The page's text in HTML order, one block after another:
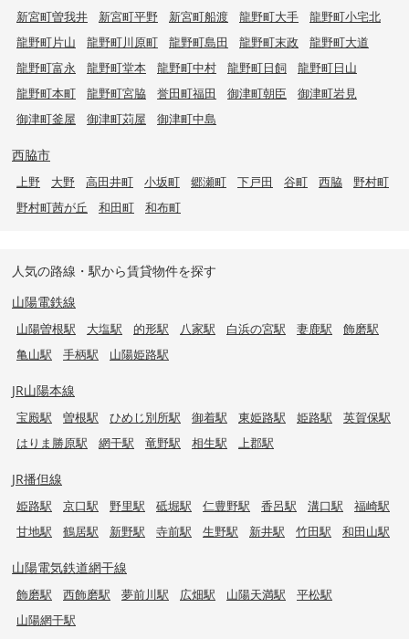
新宮町曽我井
新宮町平野 新宮町船渡 龍野町大手
龍野町小宅北
龍野町片山
龍野町川原町 龍野町島田 龍野町末政
龍野町大道
龍野町富永
龍野町堂本 龍野町中村 龍野町日飼
龍野町日山
龍野町本町
龍野町宮脇 誉田町福田 御津町朝臣
御津町岩見
御津町釜屋
御津町苅屋 御津町中島
西脇市
上野 大野 高田井町 小坂町 郷瀬町 下戸田 谷町 西脇
野村町
野村町茜が丘
和田町 和布町
人気の路線・駅から賃貸物件を探す
山陽電鉄線
山陽曽根駅 大塩駅 的形駅 八家駅 白浜の宮駅 妻鹿駅
飾磨駅
亀山駅
手柄駅 山陽姫路駅
JR山陽本線
宝殿駅 曽根駅 ひめじ別所駅 御着駅 東姫路駅 姫路駅
英賀保駅
はりま勝原駅
網干駅 竜野駅 相生駅 上郡駅
JR播但線
姫路駅 京口駅 野里駅 砥堀駅 仁豊野駅 香呂駅 溝口駅
福崎駅
甘地駅
鶴居駅 新野駅 寺前駅 生野駅 新井駅 竹田駅 和田山駅
山陽電気鉄道網干線
飾磨駅 西飾磨駅 夢前川駅 広畑駅 山陽天満駅
平松駅
山陽網干駅